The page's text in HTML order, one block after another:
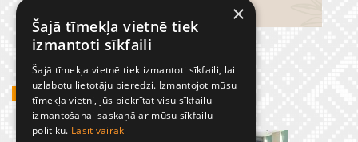
GADĪJUMBILDES
×
Šajā tīmekļa vietnē tiek
izmantoti sīkfaili
Šajā tīmekļa vietnē tiek izmantoti sīkfaili, lai
uzlabotu lietotāju pieredzi. Izmantojot mūsu
tīmekļa vietni, jūs piekrītat visu sīkfailu
izmantošanai saskaņā ar mūsu sīkfailu
politiku. Lasīt vairāk